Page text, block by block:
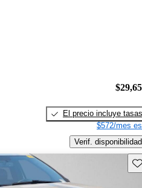
El precio incluye tasas
$572/mes
Verif. disponibilidad